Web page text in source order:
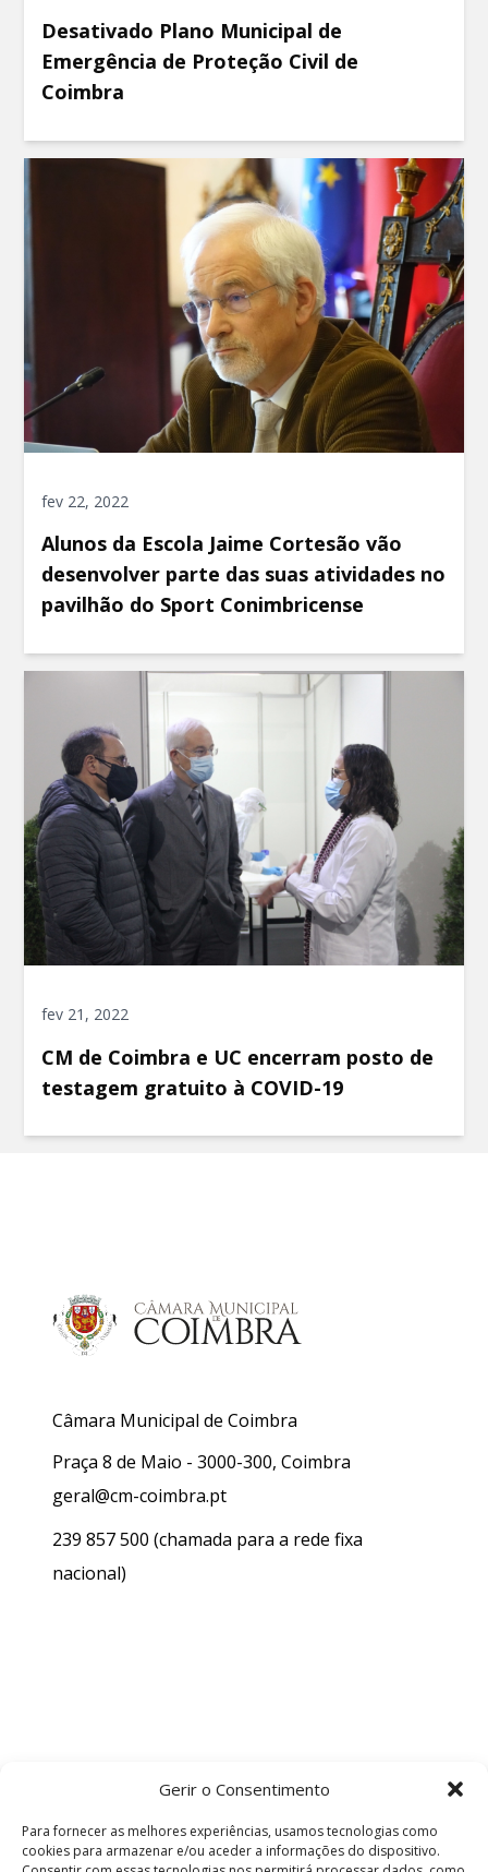
Gerir o Consentimento
Para fornecer as melhores experiências, usamos tecnologias como
cookies para armazenar e/ou aceder a informações do dispositivo.
Desativado Plano Municipal de
Emergência de Proteção Civil de
Coimbra
fev 22, 2022
Alunos da Escola Jaime Cortesão vão
desenvolver parte das suas atividades no
pavilhão do Sport Conimbricense
fev 21, 2022
CM de Coimbra e UC encerram posto de
testagem gratuito à COVID-19
Câmara Municipal de Coimbra
Praça 8 de Maio - 3000-300, Coimbra
geral@cm-coimbra.pt
239 857 500 (chamada para a rede fixa
nacional)